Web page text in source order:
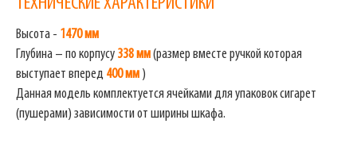
Высота - 1470 мм
Глубина – по корпусу 338 мм(размер вместе ручкой которая
выступает вперед 400 мм )
Данная модель комплектуется ячейками для упаковок сигарет
(пушерами) зависимости от ширины шкафа.